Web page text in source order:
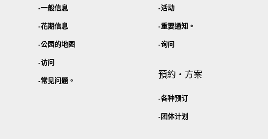
一般信息
花期信息
公园的地图
访问
常见问题。
活动
重要通知。
询问
預約・方案
各种预订
团体计划